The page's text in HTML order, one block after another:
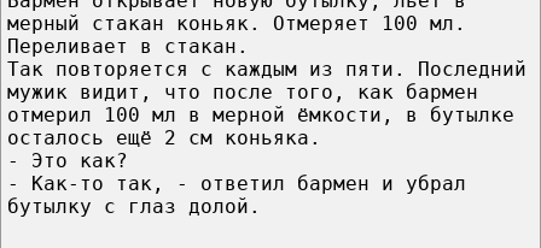
мерный стакан коньяк. Отмеряет 100 мл.
Переливает в стакан.
Так повторяется с каждым из пяти. Последний
мужик видит, что после того, как бармен
отмерил 100 мл в мерной ёмкости, в бутылке
осталось ещё 2 см коньяка.
- Это как?
- Как-то так, - ответил бармен и убрал
бутылку с глаз долой.